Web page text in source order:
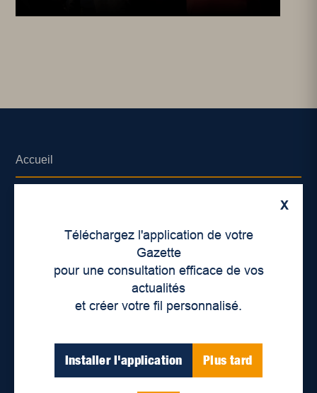
X
Téléchargez l'application de votre
Gazette
pour une consultation efficace de vos
actualités
et créer votre fil personnalisé.
Installer l'application Plus tard
Accueil
Déontologie et confidentialité
Parutions numériques